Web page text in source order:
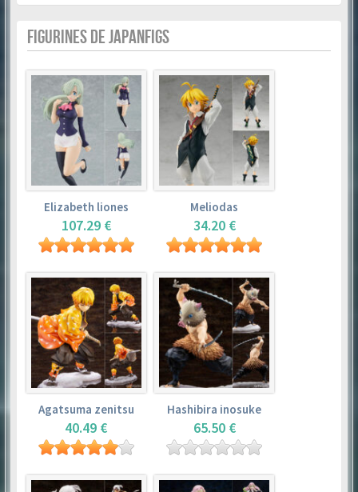
FIGURINES DE JAPANFIGS
Elizabeth liones
107.29 €
Meliodas
34.20 €
Agatsuma zenitsu
40.49 €
Hashibira inosuke
65.50 €